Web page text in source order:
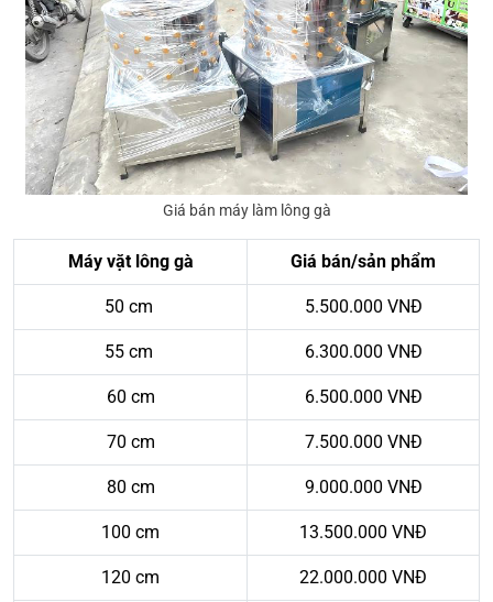
Giá bán máy làm lông gà
Máy vặt lông gà Giá bán/sản phẩm
50 cm 5.500.000 VNĐ
55 cm 6.300.000 VNĐ
60 cm 6.500.000 VNĐ
70 cm 7.500.000 VNĐ
80 cm 9.000.000 VNĐ
100 cm 13.500.000 VNĐ
120 cm 22.000.000 VNĐ